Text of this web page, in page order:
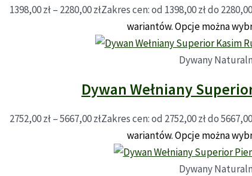
1398,00zł – 2280,00złZakres cen: od 1398,00 zł do
wariantów. Opcje można
Dywany
Dywan Wełniany
2752,00zł –5667,00złZakres cen: od 2752,00 zł do
wariantów. Opcje można
Dywany